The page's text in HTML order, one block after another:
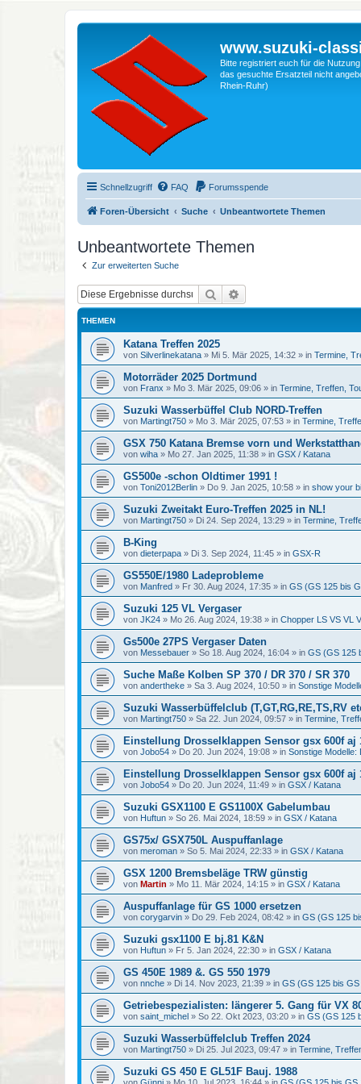
www.suzuki-
Bitte registriert euch für die
das gesuchte Ersatzteil nicht
Rhein-Ruhr)
Schnellzugriff FAQ Forumsspende
Foren-Übersicht Suche Unbeantwortete Themen
Unbeantwortete Themen
Zur erweiterten Suche
Suche
THEMEN
Katana Treffen 2025
von Silverlinekatana » Mi 5. Mär 2025, 14:32 » in Termine,
Motorräder 2025 Dortmund
von Franx » Mo 3. Mär 2025, 09:06 » in Termine, Treffen,
Suzuki Wasserbüffel Club NORD-Treffen
von Martingt750 » Mo 3. Mär 2025, 07:53 » in Termine,
GSX 750 Katana Bremse vorn und
von wiha » Mo 27. Jan 2025, 11:38 » in GSX / Katana
GS500e -schon Oldtimer 1991 !
von Toni2012Berlin » Do 9. Jan 2025, 10:58 » in show your
Suzuki Zweitakt Euro-Treffen 2025 in NL!
von Martingt750 » Di 24. Sep 2024, 13:29 » in Termine,
B-King
von dieterpapa » Di 3. Sep 2024, 11:45 » in GSX-R
GS550E/1980 Ladeprobleme
von Manfred » Fr 30. Aug 2024, 17:35 » in GS (GS 125 bis
Suzuki 125 VL Vergaser
von JK24 » Mo 26. Aug 2024, 19:38 » in Chopper LS VS VL
Gs500e 27PS Vergaser Daten
von Messebauer » So 18. Aug 2024, 16:04 » in GS (GS 125
Suche Maße Kolben SP 370 / DR 370 / SR 370
von andertheke » Sa 3. Aug 2024, 10:50 » in Sonstige
Suzuki Wasserbüffelclub (T,GT,RG,RE,TS,RV
von Martingt750 » Sa 22. Jun 2024, 09:57 » in Termine,
Einstellung Drosselklappen Sensor gsx 600f aj
von Jobo54 » Do 20. Jun 2024, 19:08 » in Sonstige Modelle:
Einstellung Drosselklappen Sensor gsx 600f aj
von Jobo54 » Do 20. Jun 2024, 11:49 » in GSX / Katana
Suzuki GSX1100 E GS1100X Gabelumbau
von Huftun » So 26. Mai 2024, 18:59 » in GSX / Katana
GS75x/ GSX750L Auspuffanlage
von meroman » So 5. Mai 2024, 22:33 » in GSX / Katana
GSX 1200 Bremsbeläge TRW günstig
von Martin » Mo 11. Mär 2024, 14:15 » in GSX / Katana
Auspuffanlage für GS 1000 ersetzen
von corygarvin » Do 29. Feb 2024, 08:42 » in GS (GS 125
Suzuki gsx1100 E bj.81 K&N
von Huftun » Fr 5. Jan 2024, 22:30 » in GSX / Katana
GS 450E 1989 &. GS 550 1979
von nnche » Di 14. Nov 2023, 21:39 » in GS (GS 125 bis GS
Getriebespezialisten: längerer 5. Gang für VX
von saint_michel » So 22. Okt 2023, 03:20 » in GS (GS 125
Suzuki Wasserbüffelclub Treffen 2024
von Martingt750 » Di 25. Jul 2023, 09:47 » in Termine,
Suzuki GS 450 E GL51F Bauj. 1988
von Günni » Mo 10. Jul 2023, 16:44 » in GS (GS 125 bis GS